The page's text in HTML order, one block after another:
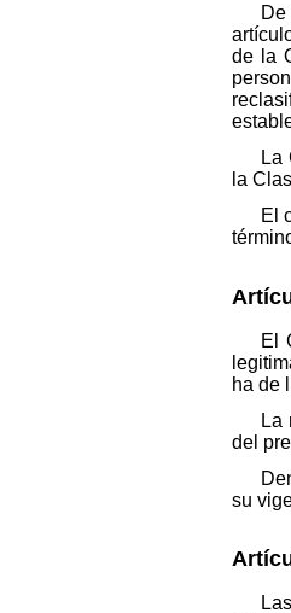
de la
La
la
El
El
ha de
La
del
su